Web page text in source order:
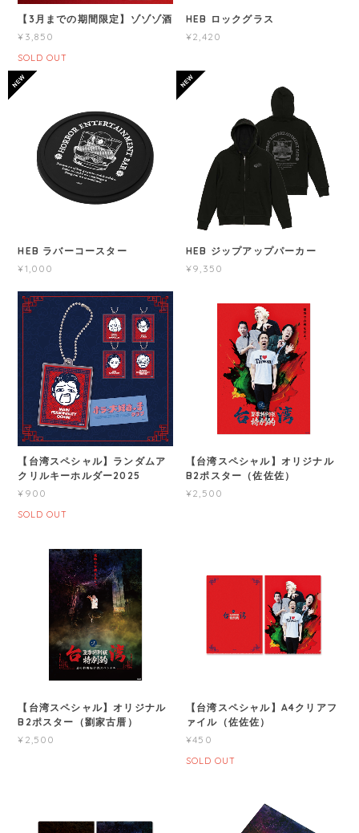
【3月までの期間限定】ゾゾゾ酒
¥3,850
SOLD OUT
HEB ロックグラス
¥2,420
HEB ラバーコースター
¥1,000
HEB ジップアップパーカー
¥9,350
【台湾スペシャル】ランダムア
クリルキーホルダー2025
¥900
SOLD OUT
【台湾スペシャル】オリジナル
B2ポスター（佐佐佐）
¥2,500
【台湾スペシャル】オリジナル
B2ポスター（劉家古厝）
¥2,500
【台湾スペシャル】A4クリアフ
ァイル（佐佐佐）
¥450
SOLD OUT